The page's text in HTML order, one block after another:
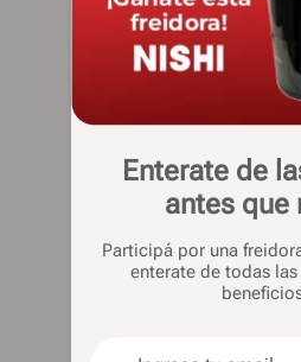
Enterate de
antes que
Participá por una
enterate de todas